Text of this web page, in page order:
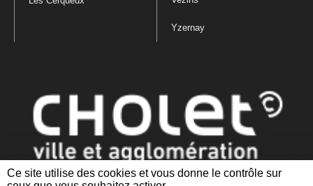
Ce site utilise des cookies et vous donne le contrôle sur
Yzernay